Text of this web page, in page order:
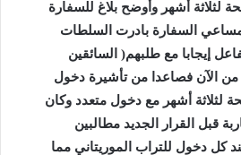
لثلاثة أشهر وأوضح بلاغ للسفارة
لمساعي السفارة بادرت السلطات
إيجابا مع طلبهم( السائقين
من الآن فصاعدا من تأشيرة دخول
لثلاثة أشهر مع دخول متعدد وكان
قبل القرار الجديد مطالبين
كل دخول للتراب الموريتاني مما